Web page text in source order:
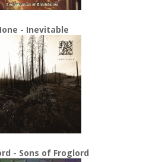
- Inevitable
- Sons of Froglord